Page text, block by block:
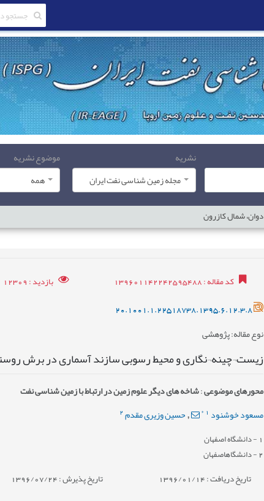
نشریه
مجله زمین شناسی نفت ایران
موضوع نشریه
همه
شمال کازرون
کد مقاله: 139601142242595488 بازدید: 12309
20.1001.1.22518738.1395.6.12.3.8
نوع مقاله: پژوهشی
زیست¬چینه¬نگاری و محیط رسوبی سازند آسماری در برش
محورهای موضوعی:شاخه های دیگر علوم زمین در ارتباط با زمین شناسی نفت
مسعود خوشنود 1
*
,حسین وزیری مقدم2
1 - دانشگاه اصفهان
2- دانشگاهاصفهان
تاریخ دریافت : 1396/01/14 تاریخ پذیرش : 1396/07/24